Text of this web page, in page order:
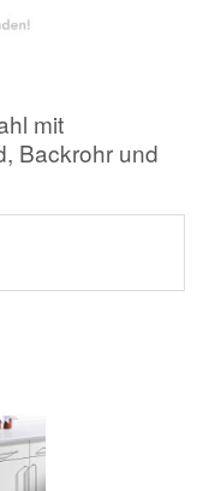
mit
Backrohr und